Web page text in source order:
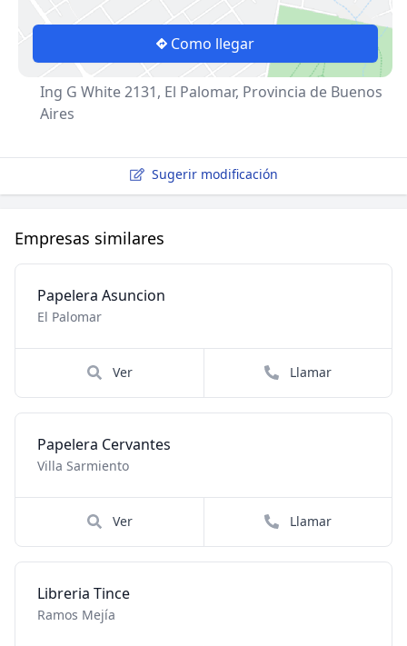
Como llegar
Ing G White 2131, El Palomar, Provincia de Buenos
Aires
Sugerir modificación
Empresas similares
Papelera Asuncion
El Palomar
Ver Llamar
Papelera Cervantes
Villa Sarmiento
Ver Llamar
Libreria Tince
Ramos Mejía